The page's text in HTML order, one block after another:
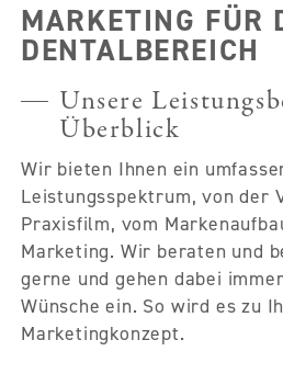
MARKETING FÜR
DENTALBEREICH
Unsere
Überblick
Wir bieten Ihnen ein
Leistungsspektrum, von der
Praxisfilm, vom
Marketing. Wir beraten und
gerne und gehen dabei
Wünsche ein. So wird es zu
Marketingkonzept.